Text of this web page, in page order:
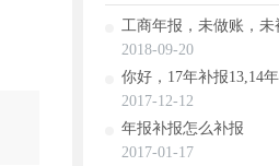
工商年报，未做账，未
2018-09-20
你好，17年补报13,14
2017-12-12
年报补报怎么补报
2017-01-17